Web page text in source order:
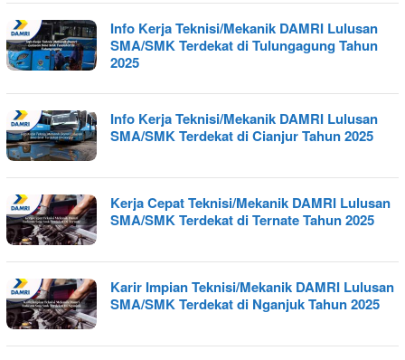
Info Kerja Teknisi/Mekanik DAMRI Lulusan
SMA/SMK Terdekat di Tulungagung Tahun
2025
Info Kerja Teknisi/Mekanik DAMRI Lulusan
SMA/SMK Terdekat di Cianjur Tahun 2025
Kerja Cepat Teknisi/Mekanik DAMRI Lulusan
SMA/SMK Terdekat di Ternate Tahun 2025
Karir Impian Teknisi/Mekanik DAMRI Lulusan
SMA/SMK Terdekat di Nganjuk Tahun 2025